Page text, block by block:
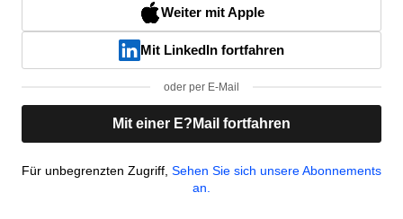
Weiter mit Apple
Mit LinkedIn fortfahren
oder per E-Mail
Mit einer E?Mail fortfahren
Für unbegrenzten Zugriff, Sehen Sie sich unsere Abonnements
an.